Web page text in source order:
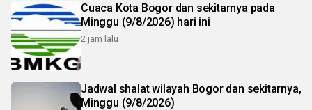
Cuaca Kota Bogor dan sekitarnya pada
Minggu (9/8/2026) hari ini
2 jam lalu
Jadwal shalat wilayah Bogor dan sekitarnya,
Minggu (9/8/2026)